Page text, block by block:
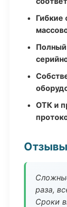
Гибкие
Полный
ОТК и
Отзывы
раза,
Сроки